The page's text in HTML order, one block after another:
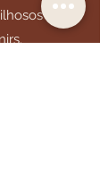
além